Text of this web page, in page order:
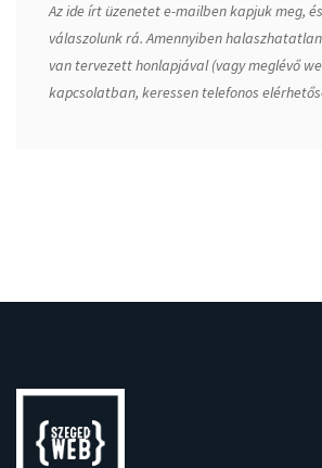
Az ide írt üzenetet e-mailben kapjuk meg,
válaszolunk rá. Amennyiben
van tervezett honlapjával (vagy meglévő
kapcsolatban, keressen telefonos